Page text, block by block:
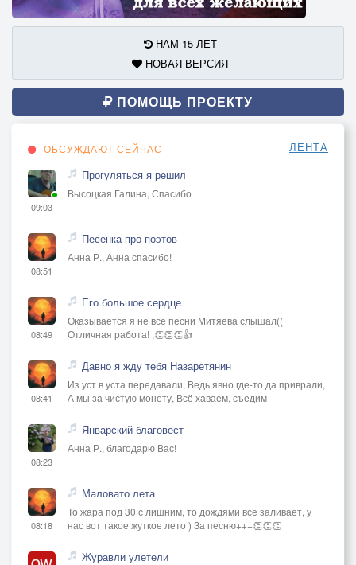
НАМ 15 ЛЕТ
НОВАЯ ВЕРСИЯ
ПОМОЩЬ ПРОЕКТУ
ОБСУЖДАЮТ СЕЙЧАС ЛЕНТА
09:03
Прогуляться я решил
Высоцкая Галина, Спасибо
08:51
Песенка про поэтов
Анна Р., Анна спасибо!
08:49
Его большое сердце
Оказывается я не все песни Митяева слышал((
Отличная работа! ,👏👏👏👍
08:41
Давно я жду тебя Назаретянин
Из уст в уста передавали, Ведь явно где-то да приврали,
А мы за чистую монету, Всё хаваем, съедим
08:23
Январский благовест
Анна Р., благодарю Вас!
08:18
Маловато лета
То жара под 30 с лишним, то дождями всё заливает, у
нас вот такое жуткое лето ) За песню+++👏👏👏
Журавли улетели